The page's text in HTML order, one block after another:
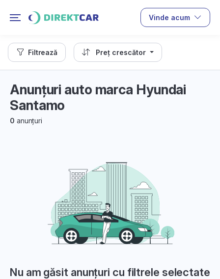
Vinde acum
Filtrează Preț crescător
Anunțuri auto marca Hyundai
Santamo
0 anunțuri
Nu am găsit anunțuri cu filtrele selectate